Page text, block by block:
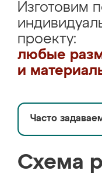
Изготовим
проекту:
любые
и
Часто
Схема